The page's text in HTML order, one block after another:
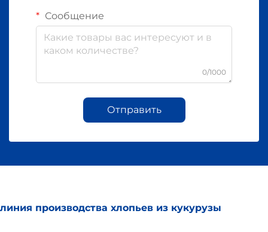
Сообщение
0/1000
Отправить
линия производства хлопьев из кукурузы